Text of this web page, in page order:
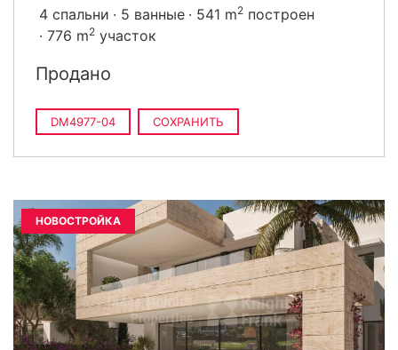
4 спальни 5 ванные 541 m2 построен
776 m2 участок
Продано
DM4977-04 СОХРАНИТЬ
НОВОСТРОЙКА